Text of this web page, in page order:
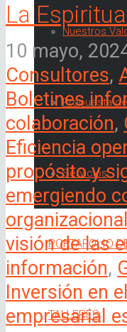
Nuestros
Propuesta
Servicios
PORTAFOLIO
TALLERES
La
10 mayo,
Consultores,
Boletines
colaboración,
Eficiencia
propósito y
emergiendo
visión de las
información,
Inversión en
empresarial